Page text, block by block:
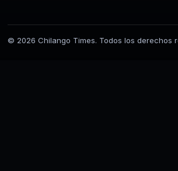
© 2026 Chilango Times. Todos los derechos